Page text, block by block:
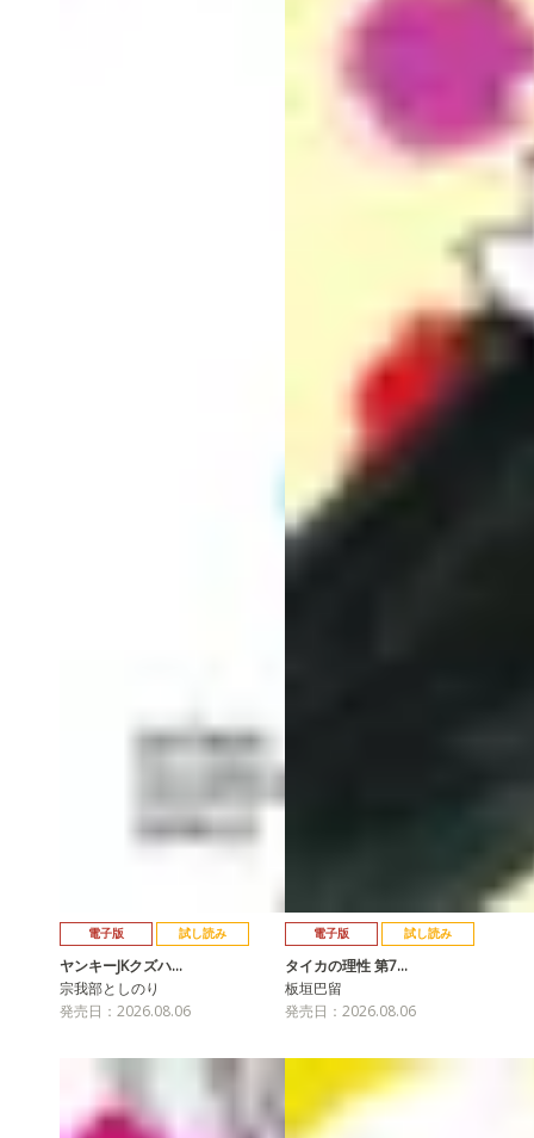
電子版 試し読み
ヤンキーJKクズハ…
宗我部としのり
発売日：2026.08.06
電子版 試し読み
タイカの理性 第7…
板垣巴留
発売日：2026.08.06